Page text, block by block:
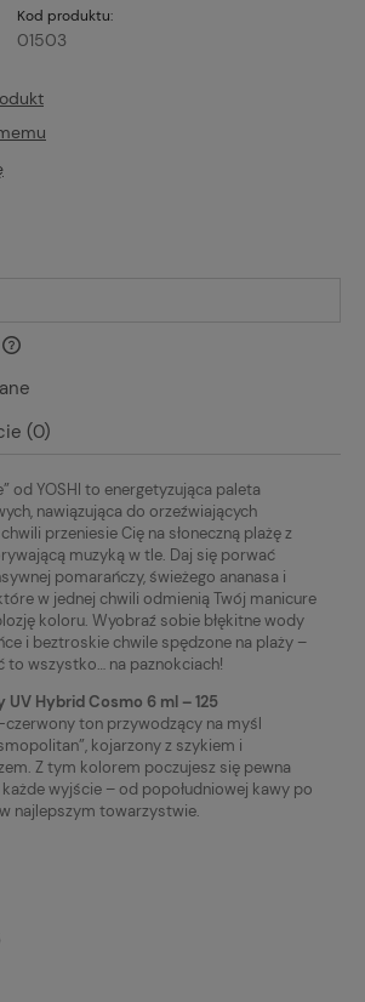
Kod produktu:
01503
kosztów płatności
(0)
od YOSHI to energetyzująca paleta
nawiązująca do orzeźwiających
przeniesie Cię na słoneczną plażę z
muzyką w tle. Daj się porwać
pomarańczy, świeżego ananasa i
w jednej chwili odmienią Twój manicure
koloru. Wyobraź sobie błękitne wody
i beztroskie chwile spędzone na plaży –
to wszystko… na paznokciach!
Hybrid Cosmo 6 ml – 125
czerwony ton przywodzący na myśl
kojarzony z szykiem i
Z tym kolorem poczujesz się pewna
wyjście – od popołudniowej kawy po
najlepszym towarzystwie.